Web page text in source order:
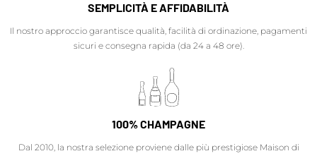
SEMPLICITÀ E AFFIDABILITÀ
Il nostro approccio garantisce qualità, facilità di ordinazione, pagamenti
sicuri e consegna rapida (da 24 a 48 ore).
100% CHAMPAGNE
Dal 2010, la nostra selezione proviene dalle più prestigiose Maison di